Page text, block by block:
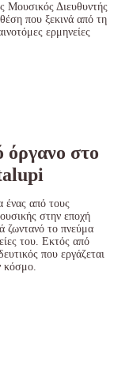
Μουσικός Διευθυντής
που ξεκινά από τη
ερμηνείες
όργανο στο
ένας από τους
στην εποχή
ζωντανό το πνεύμα
του. Εκτός από
που εργάζεται
κόσμο.